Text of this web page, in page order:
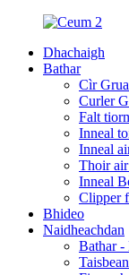
Dhachaigh
Bathar
Cìr
Curler
Falt
Inneal
Inneal
Thoir air
Inneal
Clipper
Bhideo
Naidheachdan
Bathar -